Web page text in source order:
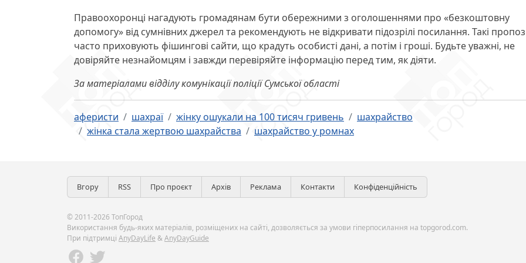
Правоохоронці нагадують громадянам бути обережними з оголошеннями про «безкоштовну
допомогу» від сумнівних джерел та рекомендують не відкривати підозрілі посилання. Такі
часто приховують фішингові сайти, що крадуть особисті дані, а потім і гроші. Будьте уважні, не
довіряйте незнайомцям і завжди перевіряйте інформацію перед тим, як діяти.
За матеріалами відділу комунікації поліції Сумської області
аферисти шахраї жінку ошукали на 100 тисяч гривень
шахрайство
жінка стала жертвою шахрайства
шахрайство у ромнах
Вгору RSS Про проєкт Архів Реклама Контакти Конфіденційність
© 2011-2026 ТопГород
Використання будь-яких матеріалів, розміщених на сайті, дозволяється за умови гіперпосилання на topgorod.com.
При підтримці AnyDayLife &AnyDayGuide